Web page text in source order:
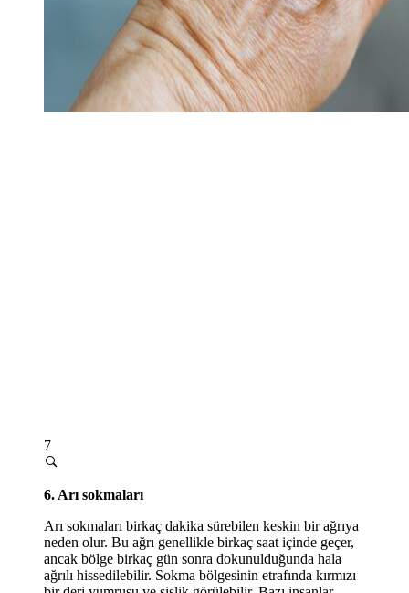
7
6. Arı sokmaları
Arı sokmaları birkaç dakika sürebilen keskin bir ağrıya
neden olur. Bu ağrı genellikle birkaç saat içinde geçer,
ancak bölge birkaç gün sonra dokunulduğunda hala
ağrılı hissedilebilir. Sokma bölgesinin etrafında kırmızı